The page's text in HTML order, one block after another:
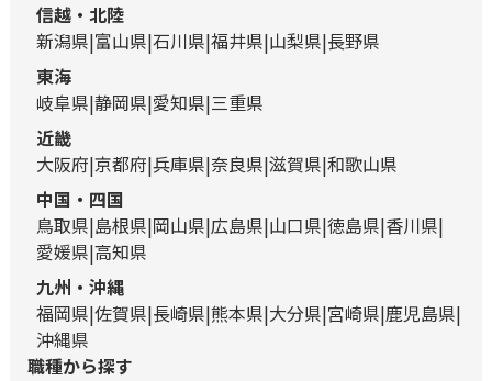
信越・北陸
新潟県 富山県 石川県 福井県 山梨県 長野県
東海
岐阜県 静岡県 愛知県 三重県
近畿
大阪府 京都府 兵庫県 奈良県 滋賀県 和歌山県
中国・四国
鳥取県 島根県 岡山県 広島県 山口県 徳島県 香川県
愛媛県 高知県
九州・沖縄
福岡県 佐賀県 長崎県 熊本県 大分県 宮崎県 鹿児島県
沖縄県
職種から探す